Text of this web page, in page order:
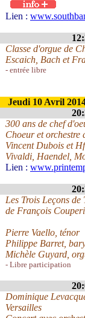
Lien :
Classe d'orgue de
Escaich, Bach et
- entrée libre
Jeudi 10 Avril
300 ans de chef
Choeur et orchestre
Vincent Dubois et
Vivaldi, Haendel,
Lien :
Les Trois Leçons de
de François
Pierre Vaello, ténor
Philippe Barret,
Michèle Guyard,
- Libre participation
Dominique
Versailles